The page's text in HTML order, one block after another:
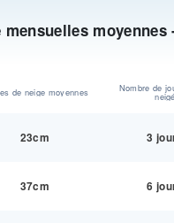
mensuelles
de neige moyennes Nombre de
neigé
23cm 3
37cm 6